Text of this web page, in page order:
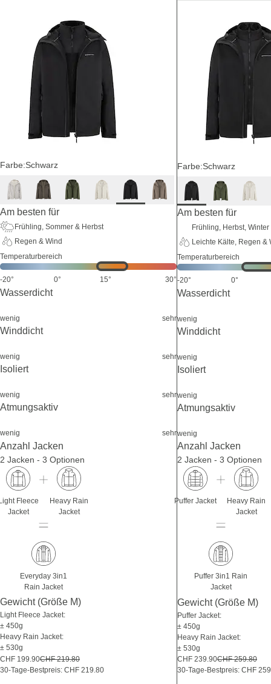
Farbe:Schwarz
Am besten für
Frühling, Sommer & Herbst
Regen & Wind
Temperaturbereich
-20° 0° 15° 30°
Wasserdicht
wenig sehr
Winddicht
wenig sehr
Isoliert
wenig sehr
Atmungsaktiv
wenig sehr
Anzahl Jacken
2 Jacken - 3 Optionen
Fleece
Jacket
Heavy Rain
Jacket
Everyday 3in1
Rain Jacket
Gewicht (Größe M)
Light Fleece Jacket:
± 450g
Heavy Rain Jacket:
± 530g
CHF 199.90CHF 219.80
30-Tage-Bestpreis: CHF 219.80
Farbe:Schwarz
Am besten für
Frühling, Herbst, Winter
Leichte Kälte, Regen &
Temperaturbereich
-20° 0°
Wasserdicht
wenig
Winddicht
wenig
Isoliert
wenig
Atmungsaktiv
wenig
Anzahl Jacken
2 Jacken - 3 Optionen
Puffer Jacket
Heavy Rain
Jacket
Puffer 3in1 Rain
Jacket
Gewicht (Größe M)
Puffer Jacket:
± 450g
Heavy Rain Jacket:
± 530g
CHF 239.90CHF 259.80
30-Tage-Bestpreis: CHF